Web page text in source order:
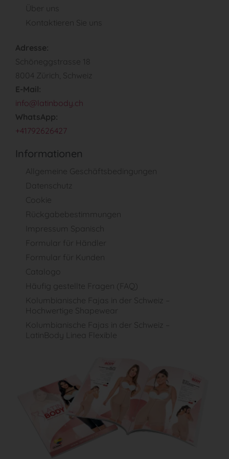
Über uns
Kontaktieren Sie uns
Adresse:
Schöneggstrasse 18
8004 Zürich, Schweiz
E-Mail:
info@latinbody.ch
WhatsApp:
+41792626427
Informationen
Allgemeine Geschäftsbedingungen
Datenschutz
Cookie
Rückgabebestimmungen
Impressum Spanisch
Formular für Händler
Formular für Kunden
Catalogo
Häufig gestellte Fragen (FAQ)
Kolumbianische Fajas in der Schweiz –
Hochwertige Shapewear
Kolumbianische Fajas in der Schweiz –
LatinBody Linea Flexible